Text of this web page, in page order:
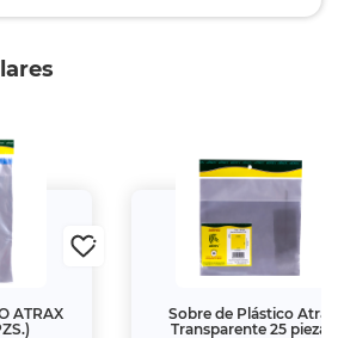
ATRAX
PZS.)
Sobre de Plástico Atrax
Transparente 25 piezas